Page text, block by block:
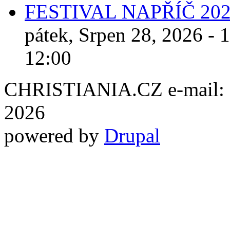
FESTIVAL NAPŘÍČ
pátek, Srpen 28, 2026 -
12:00
CHRISTIANIA.CZ e-mail:
2026
powered by Drupal